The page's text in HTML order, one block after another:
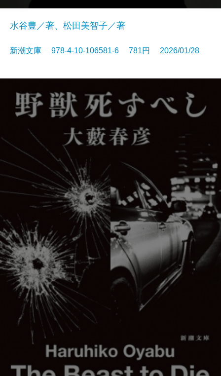
水谷豊／著、松田美智子／著
新潮文庫 978-4-10-106581-6 781円 2026/01/28